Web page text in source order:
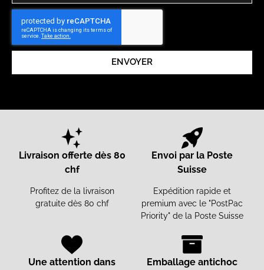
ENVOYER
Livraison offerte dès 80
chf
Profitez de la livraison
gratuite dès 80 chf
Emballage antichoc
Une attention dans
Envoi par la Poste
Suisse
Expédition rapide et
premium avec le "PostPac
Priority" de la Poste Suisse